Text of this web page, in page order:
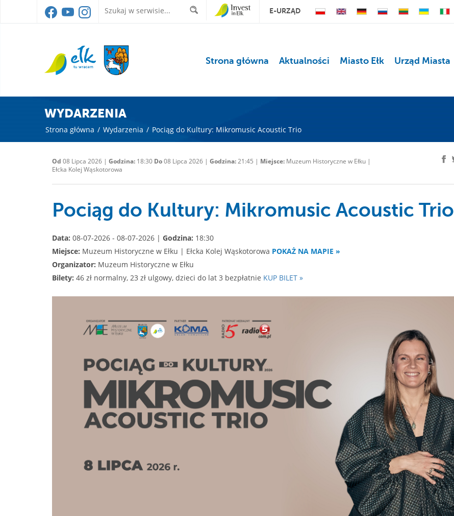
E-URZĄD
Strona główna Aktualności Miasto Ełk Urząd Miasta
WYDARZENIA
Strona główna / Wydarzenia / Pociąg do Kultury: Mikromusic Acoustic Trio
Od 08 Lipca 2026 | Godzina: 18:30 Do08 Lipca 2026 | Godzina:21:45 | Miejsce: Muzeum Historyczne w Ełku |
Ełcka Kolej Wąskotorowa
Pociąg do Kultury: Mikromusic Acoustic Trio
Data: 08-07-2026 - 08-07-2026 | Godzina: 18:30
Miejsce: Muzeum Historyczne w Ełku | Ełcka Kolej Wąskotorowa POKAŻ NA MAPIE »
Organizator: Muzeum Historyczne w Ełku
Bilety: 46 zł normalny, 23 zł ulgowy, dzieci do lat 3 bezpłatnie KUP BILET »